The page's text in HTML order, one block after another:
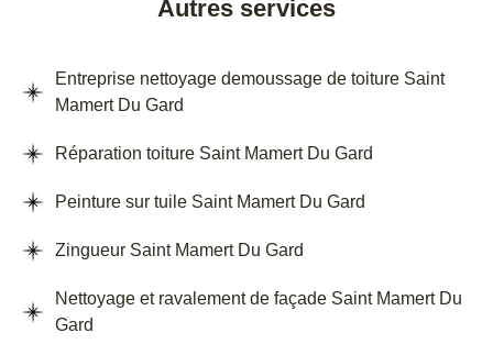
Autres services
Entreprise nettoyage demoussage de toiture Saint
Mamert Du Gard
Réparation toiture Saint Mamert Du Gard
Peinture sur tuile Saint Mamert Du Gard
Zingueur Saint Mamert Du Gard
Nettoyage et ravalement de façade Saint Mamert Du
Gard